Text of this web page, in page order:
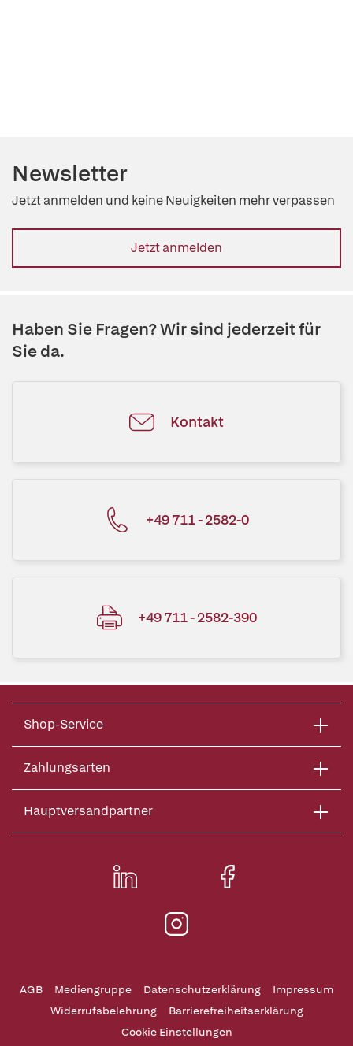
Newsletter
Jetzt anmelden und keine Neuigkeiten mehr verpassen
Jetzt anmelden
Haben Sie Fragen? Wir sind jederzeit für
Sie da.
Kontakt
+49 711 - 2582-0
+49 711 - 2582-390
Shop-Service
Zahlungsarten
Hauptversandpartner
AGB Mediengruppe Datenschutzerklärung
Impressum
Widerrufsbelehrung
Barrierefreiheitserklärung
Cookie Einstellungen